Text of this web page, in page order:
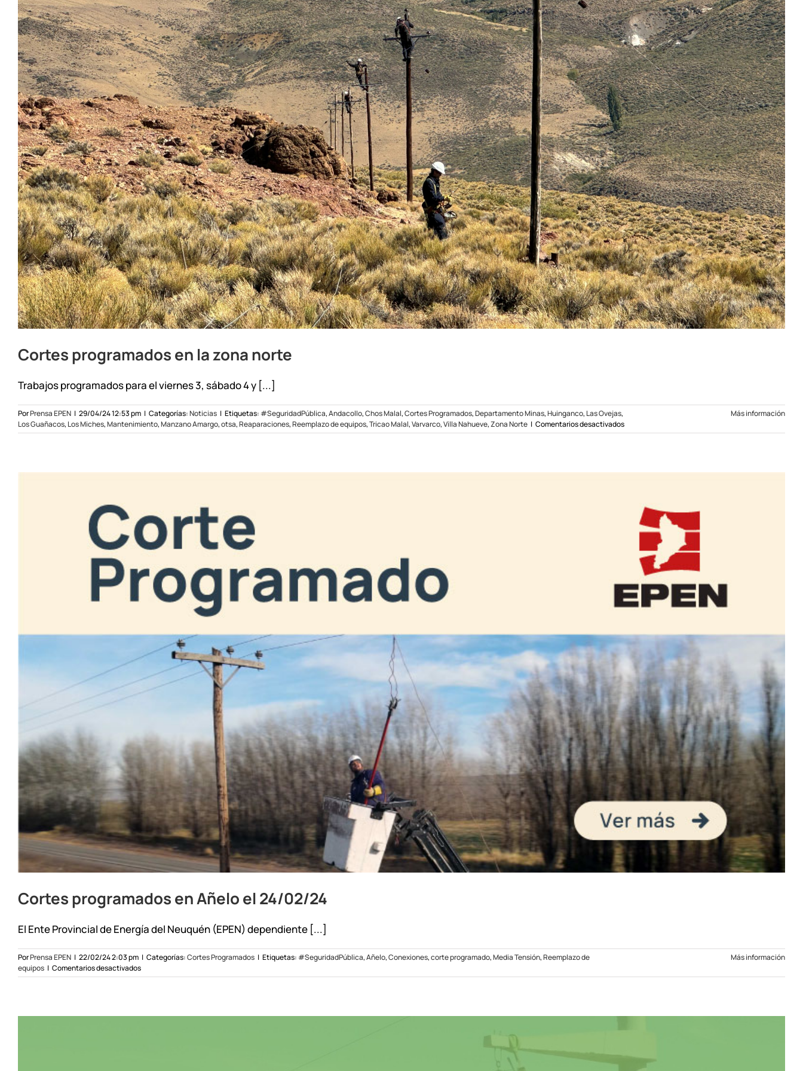
Cortes programados en la zona norte
Trabajos programados para el viernes 3, sábado 4 y [...]
PorPrensa EPEN | 29/04/24 12:53 pm | Categorías:Noticias | Etiquetas: #SeguridadPública,Andacollo,Chos Malal,Cortes Programados,Departamento Minas,Huinganco, Las Ovejas,
Los Guañacos, Los Miches,Mantenimiento,Manzano Amargo,otsa,Reaparaciones,Reemplazo de equipos,Tricao Malal,Varvarco,Villa Nahueve,Zona Norte | Comentarios desactivadosen
Cortes
Más información
Cortes programados en Añelo el 24/02/24
El Ente Provincial de Energía del Neuquén (EPEN) dependiente [...]
PorPrensa EPEN | 22/02/24 2:03 pm | Categorías:Cortes Programados | Etiquetas: #SeguridadPública,Añelo,Conexiones,corte programado,Media Tensión,Reemplazo de
equipos | Comentarios desactivadosen
Cortes
Más información